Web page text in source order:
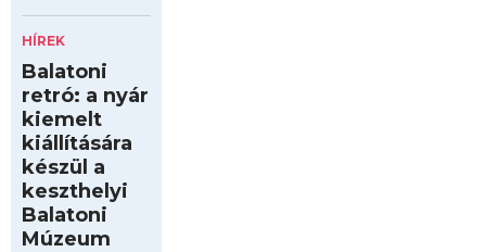
HÍREK
Balatoni
retró: a nyár
kiemelt
kiállítására
készül a
keszthelyi
Balatoni
Múzeum